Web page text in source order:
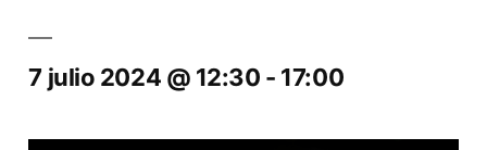
7 julio 2024 @ 12:30 - 17:00